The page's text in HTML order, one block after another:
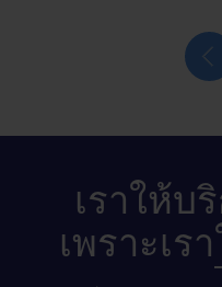
เราให้บ
เพราะเรา